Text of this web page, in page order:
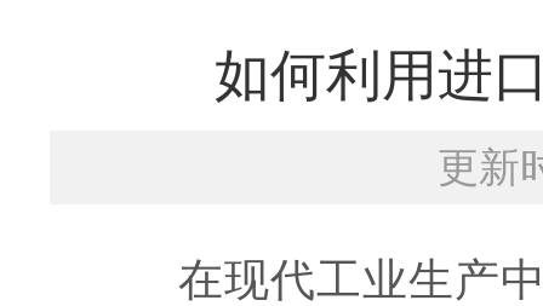
如何利用进
更新
在现代工业生产中